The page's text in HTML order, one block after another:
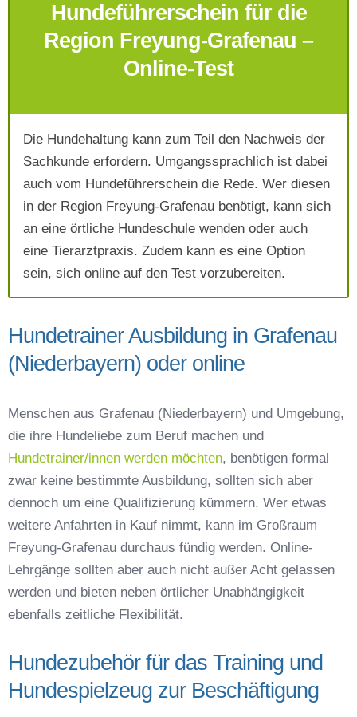
Mit Absenden der Daten akzeptiere ich die
AGB`s.
Absenden
Hundeführerschein für die
Region Freyung-Grafenau –
Online-Test
Die Hundehaltung kann zum Teil den Nachweis der
Sachkunde erfordern. Umgangssprachlich ist dabei
auch vom Hundeführerschein die Rede. Wer diesen
in der Region Freyung-Grafenau benötigt, kann sich
an eine örtliche Hundeschule wenden oder auch
eine Tierarztpraxis. Zudem kann es eine Option
sein, sich online auf den Test vorzubereiten.
Hundetrainer Ausbildung in Grafenau
(Niederbayern) oder online
Menschen aus Grafenau (Niederbayern) und Umgebung,
die ihre Hundeliebe zum Beruf machen und
Hundetrainer/innen werden möchten, benötigen formal
zwar keine bestimmte Ausbildung, sollten sich aber
dennoch um eine Qualifizierung kümmern. Wer etwas
weitere Anfahrten in Kauf nimmt, kann im Großraum
Freyung-Grafenau durchaus fündig werden. Online-
Lehrgänge sollten aber auch nicht außer Acht gelassen
werden und bieten neben örtlicher Unabhängigkeit
ebenfalls zeitliche Flexibilität.
Hundezubehör für das Training und
Hundespielzeug zur Beschäftigung